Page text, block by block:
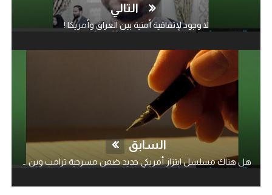
التالي
لا وجود لإتفاقية أمنية بين العراق وأمريكا !
السابق